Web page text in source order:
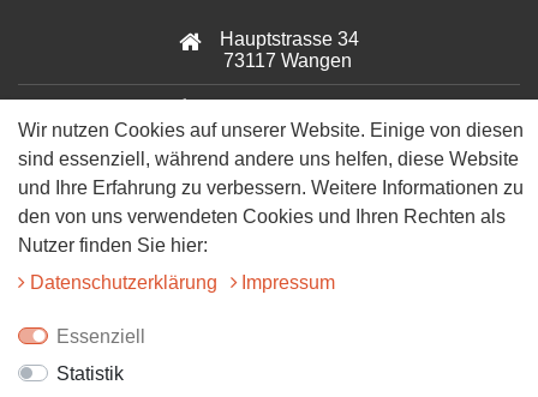
Hauptstrasse 34
73117 Wangen
info@tiervitalshop.de
Folgt uns auf Facebook
Folgt uns auf Instagram
Wir nutzen Cookies auf unserer Website. Einige von diesen
sind essenziell, während andere uns helfen, diese Website
und Ihre Erfahrung zu verbessern. Weitere Informationen zu
den von uns verwendeten Cookies und Ihren Rechten als
Nutzer finden Sie hier:
Daten­schutz­erklärung
Impressum
Essenziell
Statistik